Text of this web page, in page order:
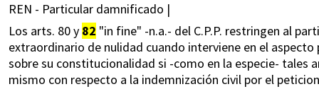
REN - Particular damnificado |
Los arts. 80 y 82 "in fine" -n.a.- del C.P.P. restringen al
extraordinario de nulidad cuando interviene en el
sobre su constitucionalidad si -como en la especie- tales
mismo con respecto a la indemnización civil por el